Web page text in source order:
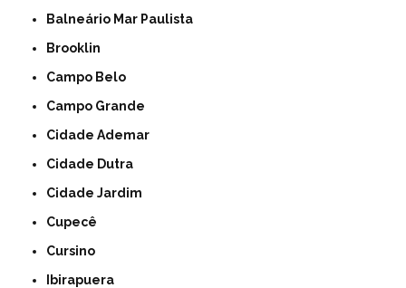
Balneário Mar Paulista
Brooklin
Campo Belo
Campo Grande
Cidade Ademar
Cidade Dutra
Cidade Jardim
Cupecê
Cursino
Ibirapuera